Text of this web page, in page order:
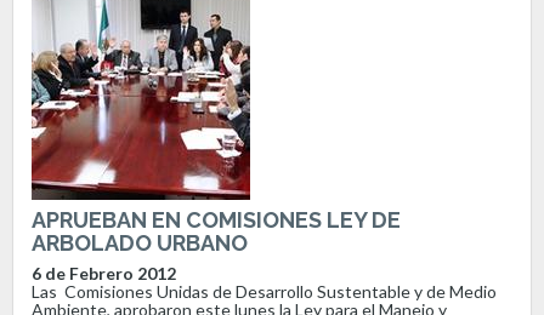
APRUEBAN EN COMISIONES LEY DE
ARBOLADO URBANO
6 de Febrero 2012
Las Comisiones Unidas de Desarrollo Sustentable y de Medio
Ambiente, aprobaron este lunes la Ley para el Manejo y